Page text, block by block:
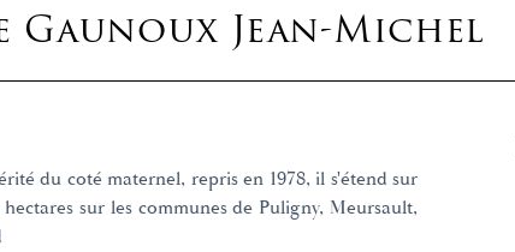
Gaunoux Jean-Michel
du coté maternel, repris en 1978, il s'étend sur
sur les communes de Puligny, Meursault,